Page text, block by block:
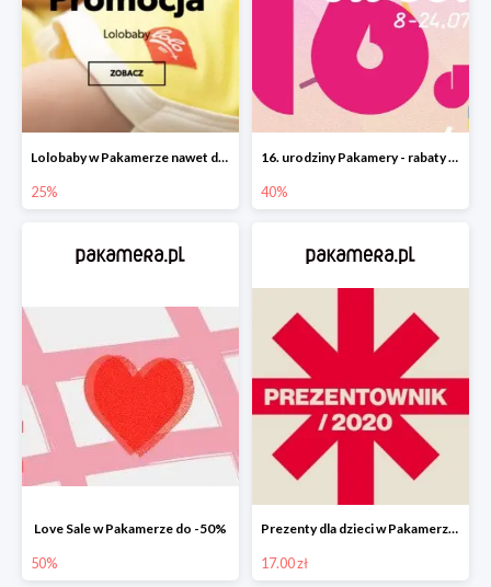
Lolobaby w Pakamerze nawet do 25%
25%
16. urodziny Pakamery - rabaty do -40%
40%
Love Sale w Pakamerze do -50%
50%
Prezenty dla dzieci w Pakamerze od 17 zł
17.00 zł